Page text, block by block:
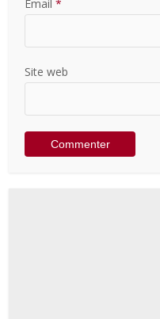
Email *
Site web